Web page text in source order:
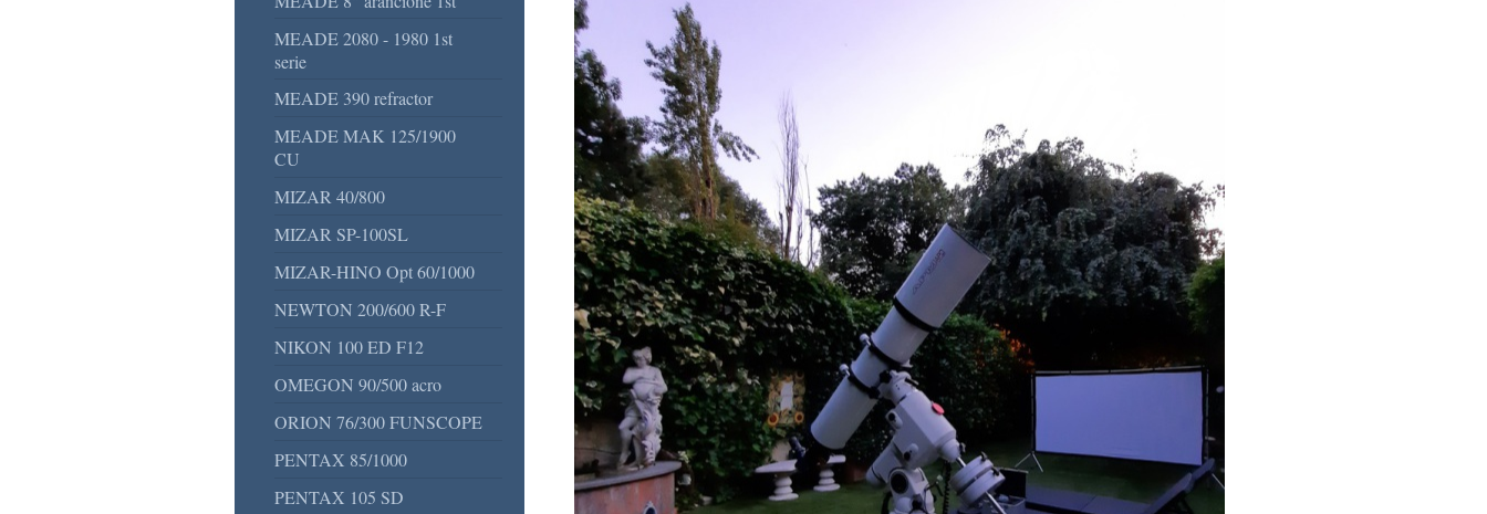
MEADE 2080 - 1980 1st
serie
MEADE 390 refractor
MEADE MAK 125/1900
CU
MIZAR 40/800
MIZAR SP-100SL
MIZAR-HINO Opt 60/1000
NEWTON 200/600 R-F
NIKON 100 ED F12
OMEGON 90/500 acro
ORION 76/300 FUNSCOPE
PENTAX 85/1000
PENTAX 105 SD